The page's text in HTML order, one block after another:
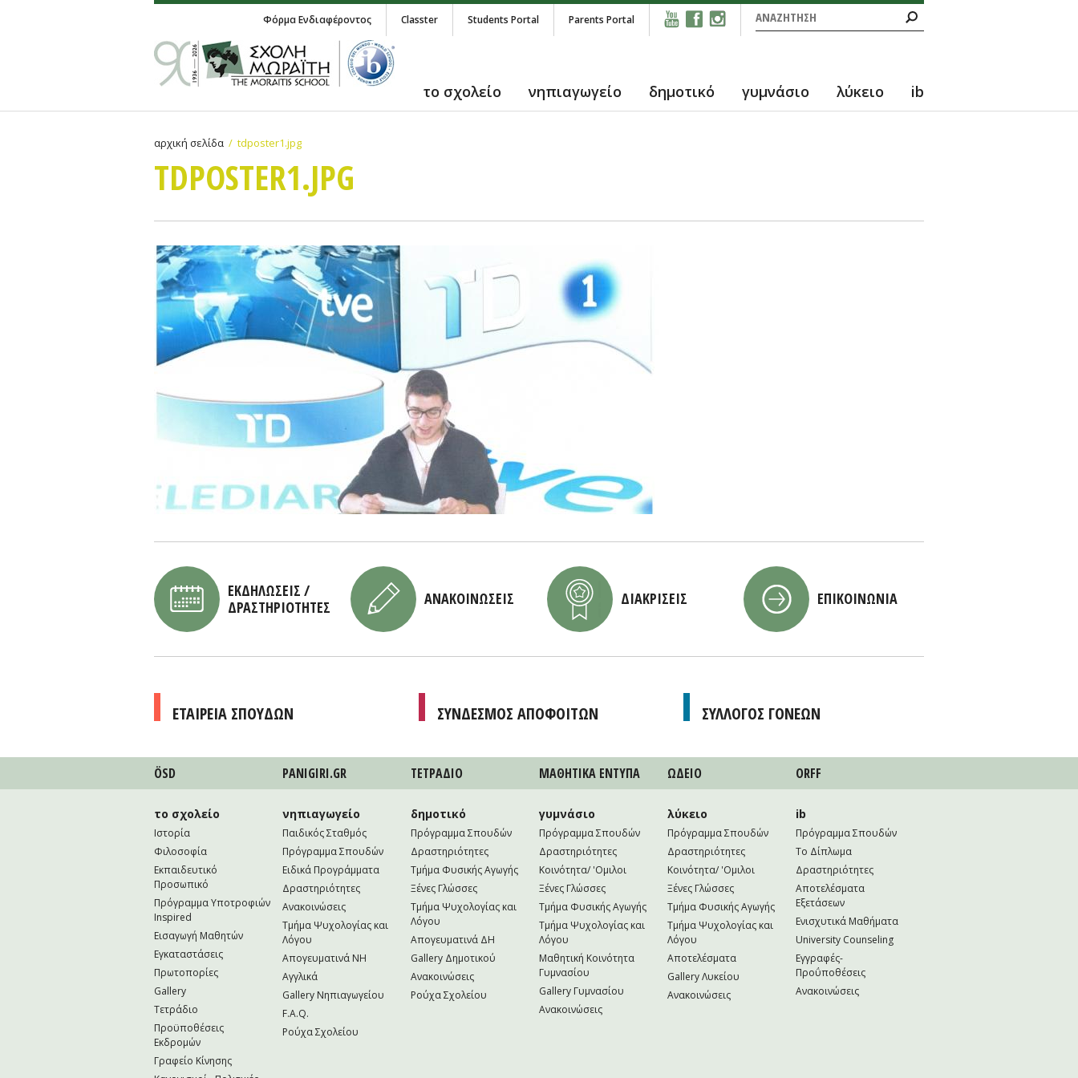
Φόρμα αναζήτησης
Αναζήτηση
Φόρμα Ενδιαφέροντος Classter Students Portal Parents Portal
το σχολείο νηπιαγωγείο δημοτικό γυμνάσιο λύκειο ib
αρχική σελίδα tdposter1.jpg
TDPOSTER1.JPG
ΕΚΔΗΛΩΣΕΙΣ /
ΔΡΑΣΤΗΡΙΟΤΗΤΕΣ
ΑΝΑΚΟΙΝΩΣΕΙΣ ΔΙΑΚΡΙΣΕΙΣ ΕΠΙΚΟΙΝΩΝΙΑ
ΕΤΑΙΡΕΙΑ ΣΠΟΥΔΩΝ ΣΥΝΔΕΣΜΟΣ ΑΠΟΦΟΙΤΩΝ ΣΥΛΛΟΓΟΣ ΓΟΝΕΩΝ
ÖSD PANIGIRI.GR ΤΕΤΡAΔΙΟ ΜΑΘΗΤΙΚA ΕΝΤΥΠΑ ΩΔΕΙΟ ORFF
το σχολείο
Ιστορία
Φιλοσοφία
Εκπαιδευτικό
Προσωπικό
Πρόγραμμα Υποτροφιών
Inspired
Εισαγωγή Μαθητών
Εγκαταστάσεις
Πρωτοπορίες
Gallery
Τετράδιο
Προϋποθέσεις
Εκδρομών
Γραφείο Κίνησης
νηπιαγωγείο
Παιδικός Σταθμός
Πρόγραμμα Σπουδών
Ειδικά Προγράμματα
Δραστηριότητες
Ανακοινώσεις
Τμήμα Ψυχολογίας και
Λόγου
Απογευματινά NH
Αγγλικά
Gallery Νηπιαγωγείου
F.A.Q.
Ρούχα Σχολείου
δημοτικό
Πρόγραμμα Σπουδών
Δραστηριότητες
Τμήμα Φυσικής Αγωγής
Ξένες Γλώσσες
Τμήμα Ψυχολογίας και
Λόγου
Απογευματινά ΔΗ
Gallery Δημοτικού
Ανακοινώσεις
Ρούχα Σχολείου
γυμνάσιο
Πρόγραμμα Σπουδών
Δραστηριότητες
Κοινότητα/ 'Ομιλοι
Ξένες Γλώσσες
Τμήμα Φυσικής Αγωγής
Τμήμα Ψυχολογίας και
Λόγου
Μαθητική Κοινότητα
Γυμνασίου
Gallery Γυμνασίου
Ανακοινώσεις
λύκειο
Πρόγραμμα Σπουδών
Δραστηριότητες
Κοινότητα/ 'Ομιλοι
Ξένες Γλώσσες
Τμήμα Φυσικής Αγωγής
Τμήμα Ψυχολογίας και
Λόγου
Αποτελέσματα
Gallery Λυκείου
Ανακοινώσεις
ib
Πρόγραμμα Σπουδών
Το Δίπλωμα
Δραστηριότητες
Αποτελέσματα
Εξετάσεων
Ενισχυτικά Μαθήματα
University Counseling
Εγγραφές-
Προΰποθέσεις
Ανακοινώσεις